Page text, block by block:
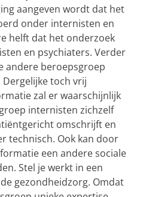
aangeven wordt dat het
onder internisten en
helft dat het onderzoek
en psychiaters. Verder
andere beroepsgroep
toch vrij
zal er waarschijnlijk
internisten zichzelf
omschrijft en
technisch. Ook kan door
een andere sociale
Stel je werkt in een
gezondheidzorg. Omdat